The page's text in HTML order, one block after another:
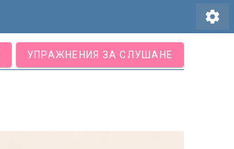
settings
УПРАЖНЕНИЯ ЗА СЛУШАНЕ